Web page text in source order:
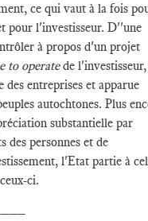
ce qui vaut à la fois
pour l'investisseur. D''une
à propos d'un projet
to operatede l'investisseur,
entreprises et apparue
autochtones. Plus
substantielle par
des personnes et de
l'Etat partie à
ci.